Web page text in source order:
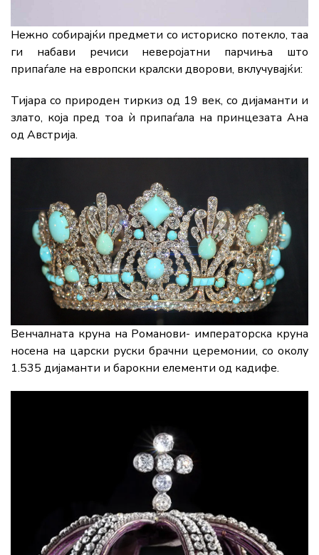
Нежно собирајќи предмети со историско потекло, таа
ги набави речиси неверојатни парчиња што
припаѓале на европски кралски дворови, вклучувајќи:
Тијара со природен тиркиз од 19 век, со дијаманти и
злато, која пред тоа ѝ припаѓала на принцезата Ана
од Австрија.
Венчалната круна на Романови- императорска круна
носена на царски руски брачни церемонии, со околу
1.535 дијаманти и барокни елементи од кадифе.